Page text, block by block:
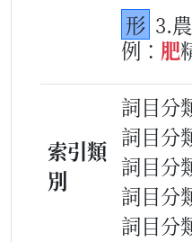
形 3.
例： 肥
索引類
別
詞目分
詞目分
詞目分
詞目分
詞目分